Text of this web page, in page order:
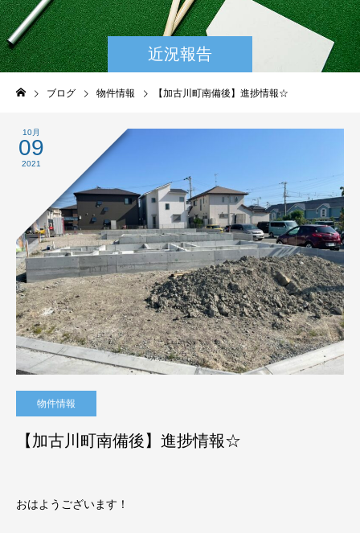
近況報告
ブログ 物件情報 【加古川町南備後】進捗情報☆
10月
09
2021
物件情報
【加古川町南備後】進捗情報☆
おはようございます！